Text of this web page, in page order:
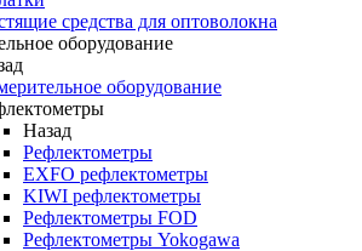
средства для оптоволокна
оборудование
оборудование
Назад
Рефлектометры
EXFO рефлектометры
KIWI рефлектометры
Рефлектометры FOD
Рефлектометры Yokogawa